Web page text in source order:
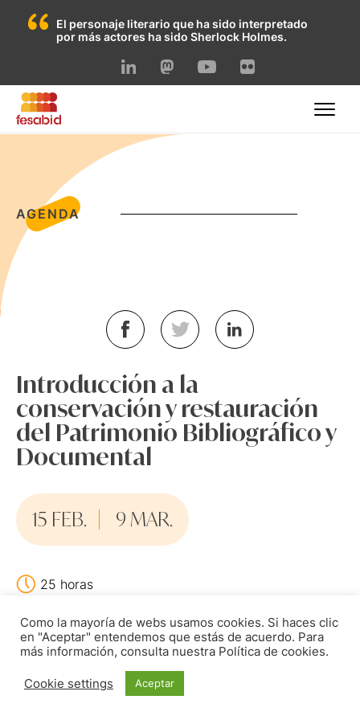
El personaje literario que ha sido interpretado
por más actores ha sido Sherlock Holmes.
Skip
AGENDA
Introducción a la
conservación y restauración
del Patrimonio Bibliográfico y
Documental
15 FEB. 9 MAR.
25 horas
Formación
Asociación de Archiveros de Castilla y León
(ACAL)
Como la mayoría de webs usamos cookies. Si haces clic
en "Aceptar" entendemos que estás de acuerdo. Para
más información, consulta nuestra Política de cookies.
Cookie settings Aceptar